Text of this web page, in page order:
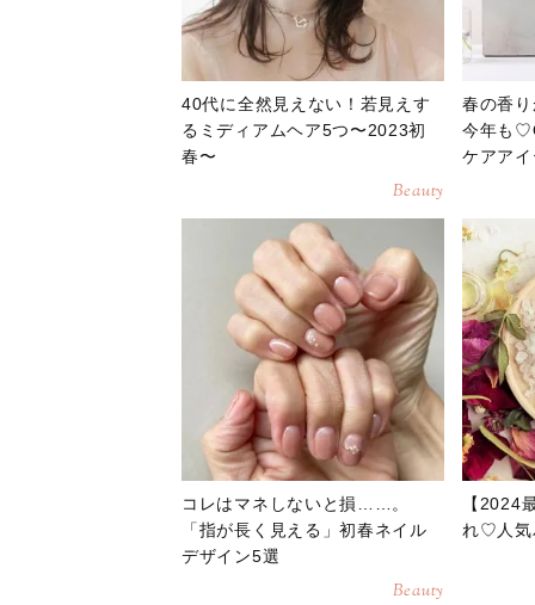
40代に全然見えない！若見えす
るミディアムヘア5つ〜2023初
春〜
Beauty
春の香
今年も
ケアア
コレはマネしないと損……。
「指が長く見える」初春ネイル
デザイン5選
Beauty
【2024
れ♡人気